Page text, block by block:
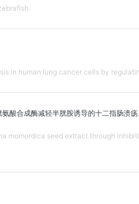
in human lung cancer cells by
酸合成酶减轻半胱胺诱导的十二指肠溃疡
seed extract through